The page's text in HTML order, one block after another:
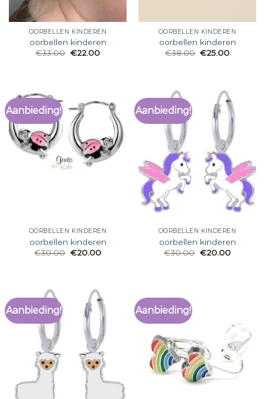
OORBELLEN KINDEREN
oorbellen kinderen
€33.00 €22.00
OORBELLEN KINDEREN
oorbellen kinderen
€38.00 €25.00
Aanbieding!
OORBELLEN KINDEREN
oorbellen kinderen
€30.00 €20.00
Aanbieding!
OORBELLEN KINDEREN
oorbellen kinderen
€30.00 €20.00
Aanbieding! Aanbieding!